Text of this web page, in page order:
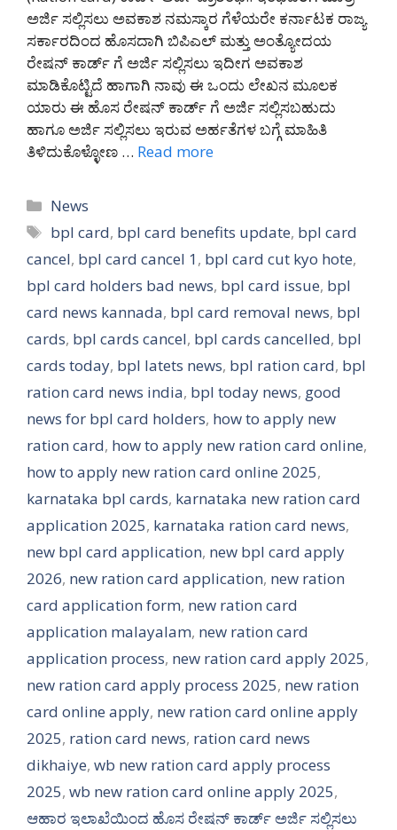
ಅರ್ಜಿ ಸಲ್ಲಿಸಲು ಅವಕಾಶ ನಮಸ್ಕಾರ ಗೆಳೆಯರೇ ಕರ್ನಾಟಕ ರಾಜ್ಯ
ಸರ್ಕಾರದಿಂದ ಹೊಸದಾಗಿ ಬಿಪಿಎಲ್ ಮತ್ತು ಅಂತ್ಯೋದಯ
ರೇಷನ್ ಕಾರ್ಡ್ ಗೆ ಅರ್ಜಿ ಸಲ್ಲಿಸಲು ಇದೀಗ ಅವಕಾಶ
ಮಾಡಿಕೊಟ್ಟಿದೆ ಹಾಗಾಗಿ ನಾವು ಈ ಒಂದು ಲೇಖನ ಮೂಲಕ
ಯಾರು ಈ ಹೊಸ ರೇಷನ್ ಕಾರ್ಡ್ ಗೆ ಅರ್ಜಿ ಸಲ್ಲಿಸಬಹುದು
ಹಾಗೂ ಅರ್ಜಿ ಸಲ್ಲಿಸಲು ಇರುವ ಅರ್ಹತೆಗಳ ಬಗ್ಗೆ ಮಾಹಿತಿ
ತಿಳಿದುಕೊಳ್ಳೋಣ … Read more
Categories
News
Tags
bpl card, bpl card benefits update, bpl card
cancel, bpl card cancel 1, bpl card cut kyo hote,
bpl card holders bad news, bpl card issue, bpl
card news kannada, bpl card removal news, bpl
cards, bpl cards cancel, bpl cards cancelled, bpl
cards today, bpl latets news, bpl ration card, bpl
ration card news india, bpl today news, good
news for bpl card holders, how to apply new
ration card, how to apply new ration card online,
how to apply new ration card online 2025,
karnataka bpl cards, karnataka new ration card
application 2025, karnataka ration card news,
new bpl card application, new bpl card apply
2026, new ration card application, new ration
card application form, new ration card
application malayalam, new ration card
application process, new ration card apply 2025,
new ration card apply process 2025, new ration
card online apply, new ration card online apply
2025, ration card news, ration card news
dikhaiye, wb new ration card apply process
2025, wb new ration card online apply 2025,
ಆಹಾರ ಇಲಾಖೆಯಿಂದ ಹೊಸ ರೇಷನ್ ಕಾರ್ಡ್ ಅರ್ಜಿ ಸಲ್ಲಿಸಲು